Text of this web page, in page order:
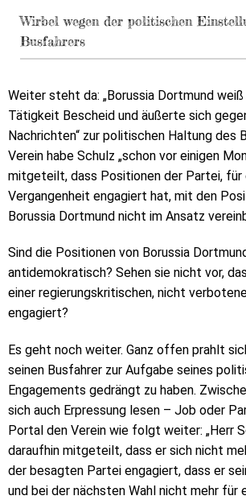
Wirbel wegen der politischen
Busfahrers
Weiter steht da: „Borussia Dortmund weiß
Tätigkeit Bescheid und äußerte sich
Nachrichten“ zur politischen Haltung des
Verein habe Schulz „schon vor einigen
mitgeteilt, dass Positionen der Partei, für
Vergangenheit engagiert hat, mit den
Borussia Dortmund nicht im Ansatz
Sind die Positionen von Borussia
antidemokratisch? Sehen sie nicht vor,
einer regierungskritischen, nicht
engagiert?
Es geht noch weiter. Ganz offen prahlt
seinen Busfahrer zur Aufgabe seines
Engagements gedrängt zu haben.
sich auch Erpressung lesen – Job oder
Portal den Verein wie folgt weiter: „Herr
daraufhin mitgeteilt, dass er sich nicht
der besagten Partei engagiert, dass er
und bei der nächsten Wahl nicht mehr für